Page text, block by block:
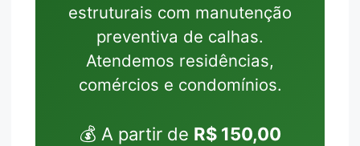
estruturais com manutenção
preventiva de calhas.
Atendemos residências,
comércios e condomínios.
💰 A partir de R$ 150,00